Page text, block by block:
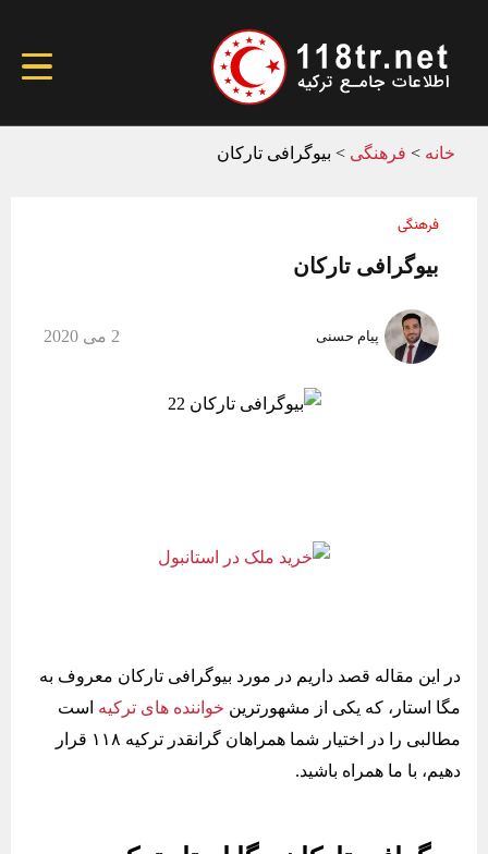
خانه > فرهنگی > بیوگرافی تارکان
فرهنگی
بیوگرافی تارکان
پیام حسنی 2 می 2020
در این مقاله قصد داریم در مورد بیوگرافی تارکان معروف به
مگا استار، که یکی از مشهورترین خواننده‌ های ترکیه است
مطالبی را در اختیار شما همراهان گرانقدر ترکیه ۱۱۸ قرار
دهیم، با ما همراه باشید.